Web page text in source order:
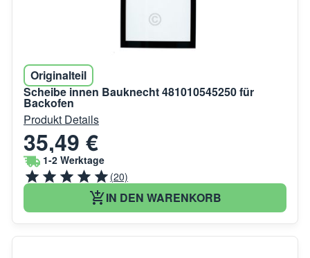
Originalteil
Scheibe innen Bauknecht 481010545250 für
Backofen
Produkt Details
35,49 €
1-2 Werktage
(20)
IN DEN WARENKORB